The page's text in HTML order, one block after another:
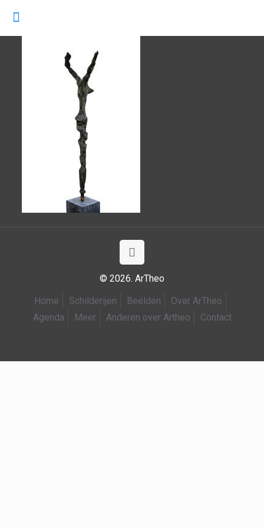
© 2026. ArTheo
Home
Schilderijen Beelden
Over ArTheo
Agenda
Meer Anderen over Artheo Contact